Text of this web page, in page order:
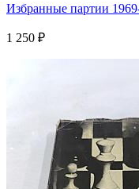
Избранные партии
1 250 ₽